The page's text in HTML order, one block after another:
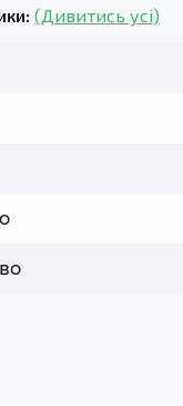
(Дивитись усі)